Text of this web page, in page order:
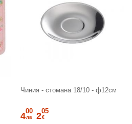
Чиния - стомана 18/10 - ф12см
400
лв 205
€